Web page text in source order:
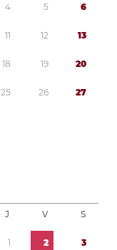
4 5 6
11 12 13
18 19 20
25 26 27
J V S
1 2 3